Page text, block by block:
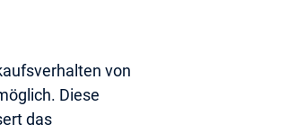
von
Diese
das